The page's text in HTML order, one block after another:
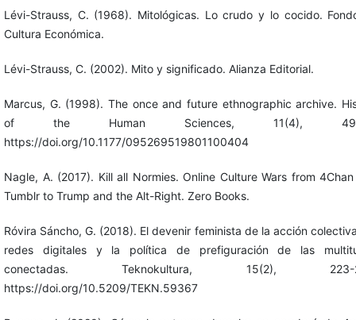
Lévi-Strauss, C. (1968). Mitológicas. Lo crudo y lo cocido.
Cultura Económica.
Lévi-Strauss, C. (2002). Mito y significado. Alianza Editorial.
Marcus, G. (1998). The once and future ethnographic archive.
of the Human Sciences, 11(4), 49-
https://doi.org/10.1177/095269519801100404
Nagle, A. (2017). Kill all Normies. Online Culture Wars from
Tumblr to Trump and the Alt-Right. Zero Books.
Róvira Sáncho, G. (2018). El devenir feminista de la acción
redes digitales y la política de prefiguración de las
conectadas. Teknokultura, 15(2), 223-
https://doi.org/10.5209/TEKN.59367